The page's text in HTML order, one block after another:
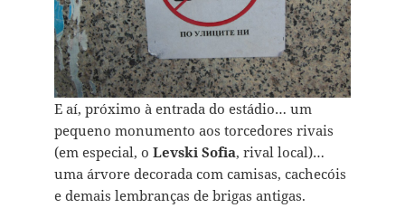
E aí, próximo à entrada do estádio… um
pequeno monumento aos torcedores rivais
(em especial, o Levski Sofia, rival local)…
uma árvore decorada com camisas, cachecóis
e demais lembranças de brigas antigas.